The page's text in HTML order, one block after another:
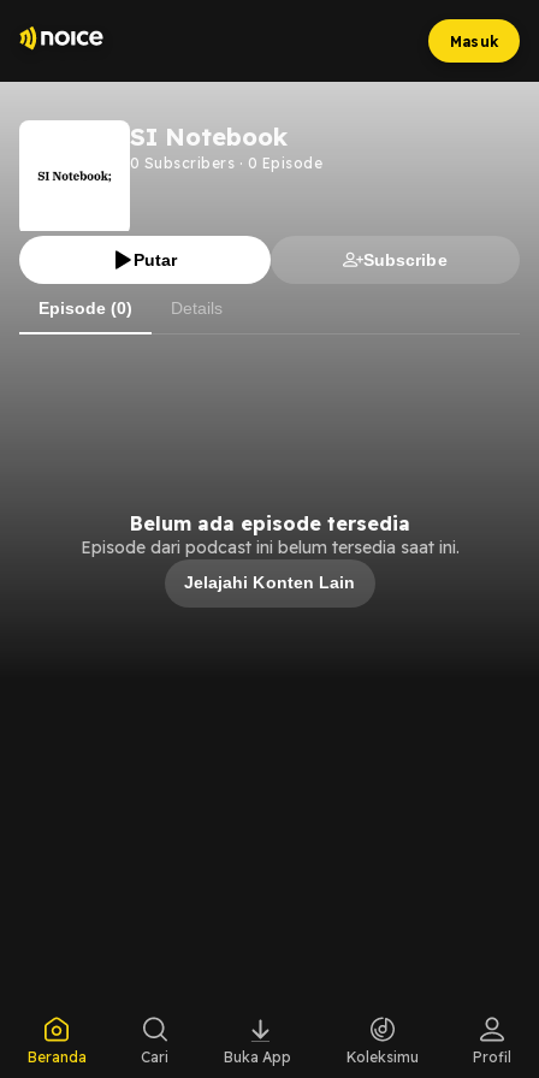
Masuk
SI Notebook
0 Subscribers · 0 Episode
Putar Subscribe
Episode (0) Details
Belum ada episode tersedia
Episode dari podcast ini belum tersedia saat ini.
Jelajahi Konten Lain
Beranda Cari Buka App Koleksimu Profil